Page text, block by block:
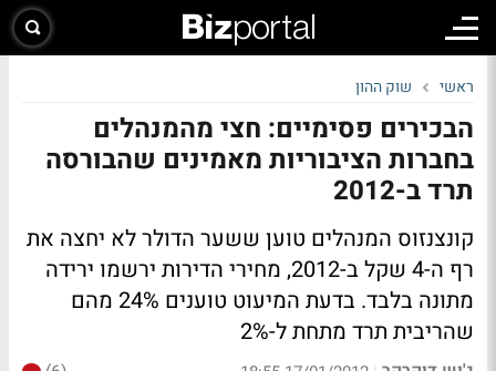
ראשי שוק ההון
הבכירים פסימיים: חצי מהמנהלים
בחברות הציבוריות מאמינים שהבורסה
תרד ב-2012
קונצנזוס המנהלים טוען ששער הדולר לא יחצה את
רף ה-4 שקל ב-2012, מחירי הדירות ירשמו ירידה
מתונה בלבד. בדעת המיעוט טוענים 24% מהם
שהריבית תרד מתחת ל-2%